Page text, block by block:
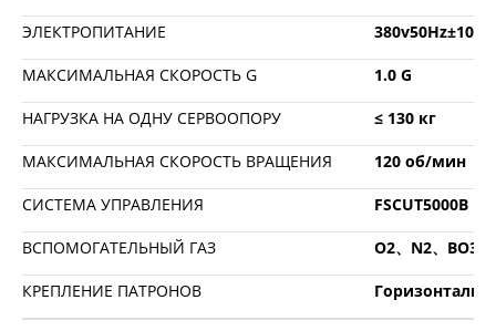
ЭЛЕКТРОПИТАНИЕ 380v50Hz±10%
МАКСИМАЛЬНАЯ СКОРОСТЬ G 1.0 G
НАГРУЗКА НА ОДНУ СЕРВООПОРУ ≤ 130 кг
МАКСИМАЛЬНАЯ СКОРОСТЬ ВРАЩЕНИЯ 120 об/мин
СИСТЕМА УПРАВЛЕНИЯ FSCUT5000B
ВСПОМОГАТЕЛЬНЫЙ ГАЗ O2、N2、
КРЕПЛЕНИЕ ПАТРОНОВ